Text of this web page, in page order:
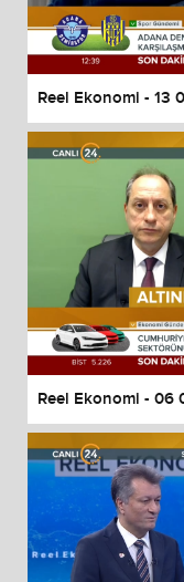
Reel Ekonomi - 13
Reel Ekonomi - 06